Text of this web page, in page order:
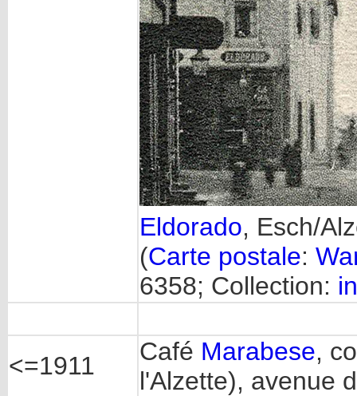
Eldorado, Esch/
(Carte postale:
6358; Collection:
<=1911 Café Marabese,
l'Alzette), avenue